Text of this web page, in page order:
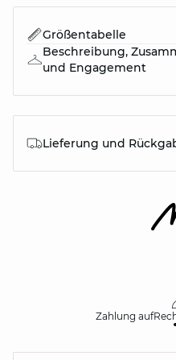
Größentabelle
Beschreibung,
und Engagement
Lieferung und
Zahlung auf